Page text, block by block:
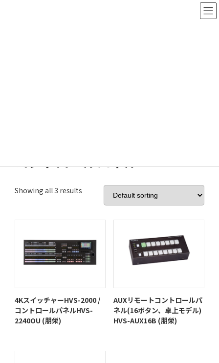
コントロールパネル
Showing all 3 results
4KスイッチャーHVS-2000 /
コントロールパネルHVS-
2240OU (朋栄)
AUXリモートコントロールパ
ネル(16ボタン、卓上モデル)
HVS-AUX16B (朋栄)